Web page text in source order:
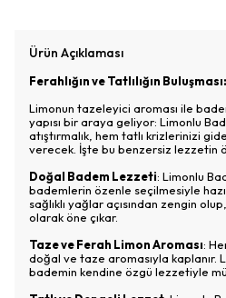
Ürün Açıklaması
Ferahlığın ve Tatlılığın
Limonun tazeleyici aroması ile
yapısı bir araya geliyor: Limonlu
atıştırmalık, hem tatlı krizlerinizi
verecek. İşte bu benzersiz lezzetin
Doğal Badem Lezzeti: Limonlu
bademlerin özenle seçilmesiyle
sağlıklı yağlar açısından zengin
olarak öne çıkar.
Taze ve Ferah Limon Aroması:
doğal ve taze aromasıyla kaplanır.
bademin kendine özgü lezzetiyle